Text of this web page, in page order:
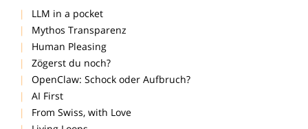
LLM in a pocket
Mythos Transparenz
Human Pleasing
Zögerst du noch?
OpenClaw: Schock oder Aufbruch?
AI First
From Swiss, with Love